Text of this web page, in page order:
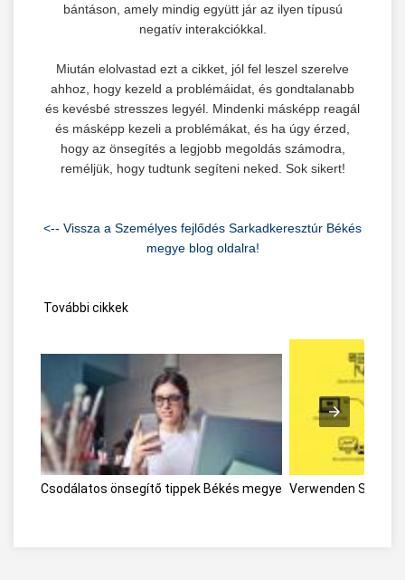
bántáson, amely mindig együtt jár az ilyen típusú
negatív interakciókkal.
Miután elolvastad ezt a cikket, jól fel leszel szerelve
ahhoz, hogy kezeld a problémáidat, és gondtalanabb
és kevésbé stresszes legyél. Mindenki másképp reagál
és másképp kezeli a problémákat, és ha úgy érzed,
hogy az önsegítés a legjobb megoldás számodra,
reméljük, hogy tudtunk segíteni neked. Sok sikert!
<-- Vissza a Személyes fejlődés Sarkadkeresztúr Békés
megye blog oldalra!
További cikkek
Csodálatos önsegítő tippek Békés megye Verwenden Sie